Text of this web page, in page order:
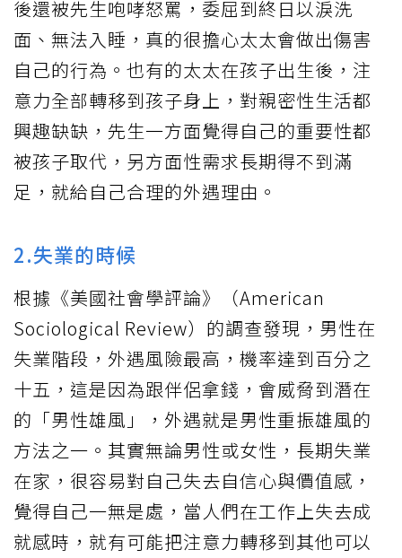
後還被先生咆哮怒罵，委屈到終日以淚洗
面、無法入睡，真的很擔心太太會做出傷害
自己的行為。也有的太太在孩子出生後，注
意力全部轉移到孩子身上，對親密性生活都
興趣缺缺，先生一方面覺得自己的重要性都
被孩子取代，另方面性需求長期得不到滿
足，就給自己合理的外遇理由。
2.失業的時候
根據《美國社會學評論》（American
Sociological Review）的調查發現，男性在
失業階段，外遇風險最高，機率達到百分之
十五，這是因為跟伴侶拿錢，會威脅到潛在
的「男性雄風」，外遇就是男性重振雄風的
方法之一。其實無論男性或女性，長期失業
在家，很容易對自己失去自信心與價值感，
覺得自己一無是處，當人們在工作上失去成
就感時，就有可能把注意力轉移到其他可以